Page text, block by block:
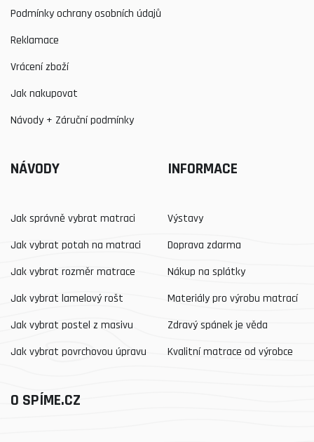
Podmínky ochrany osobních údajů
Reklamace
Vrácení zboží
Jak nakupovat
Návody + Záruční podmínky
NÁVODY
Jak správně vybrat matraci
Jak vybrat potah na matraci
Jak vybrat rozměr matrace
Jak vybrat lamelový rošt
Jak vybrat postel z masivu
Jak vybrat povrchovou úpravu
INFORMACE
Výstavy
Doprava zdarma
Nákup na splátky
Materiály pro výrobu matrací
Zdravý spánek je věda
Kvalitní matrace od výrobce
O SPÍME.CZ